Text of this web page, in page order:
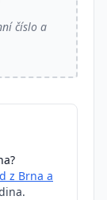
číslo a
z Brna a